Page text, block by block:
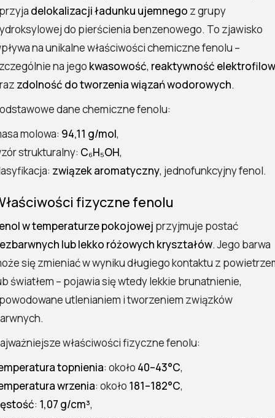
delokalizacji ładunku ujemnego z grupy
do pierścienia benzenowego. To zjawisko
na unikalne właściwości chemiczne fenolu –
na jego kwasowość, reaktywność
zdolność do tworzenia wiązań wodorowych.
dane chemiczne fenolu:
molowa: 94,11 g/mol,
strukturalny: C₆H₅OH,
związek aromatyczny, jednofunkcyjny fenol.
fizyczne fenolu
w temperaturze pokojowej przyjmuje postać
lub lekko różowych kryształów. Jego barwa
się zmieniać w wyniku długiego kontaktu z
światłem – pojawia się wtedy lekkie brunatnienie,
utlenianiem i tworzeniem związków
właściwości fizyczne fenolu:
topnienia: około 40–43°C,
wrzenia: około 181–182°C,
: 1,07 g/cm³,